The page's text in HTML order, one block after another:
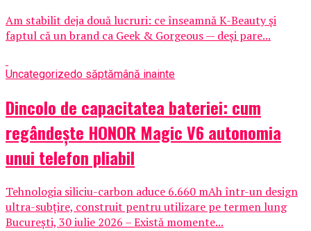
Am stabilit deja două lucruri: ce înseamnă K-Beauty și
faptul că un brand ca Geek & Gorgeous — deși pare...
Uncategorizedo săptămână inainte
Dincolo de capacitatea bateriei: cum
regândește HONOR Magic V6 autonomia
unui telefon pliabil
Tehnologia siliciu-carbon aduce 6.660 mAh într-un design
ultra-subțire, construit pentru utilizare pe termen lung
București, 30 iulie 2026 – Există momente...